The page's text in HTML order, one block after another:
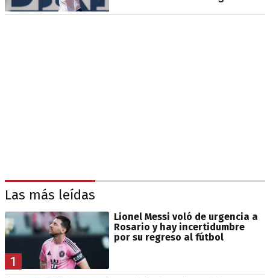
Las más leídas
1
Lionel Messi voló de urgencia a
Rosario y hay incertidumbre
por su regreso al fútbol